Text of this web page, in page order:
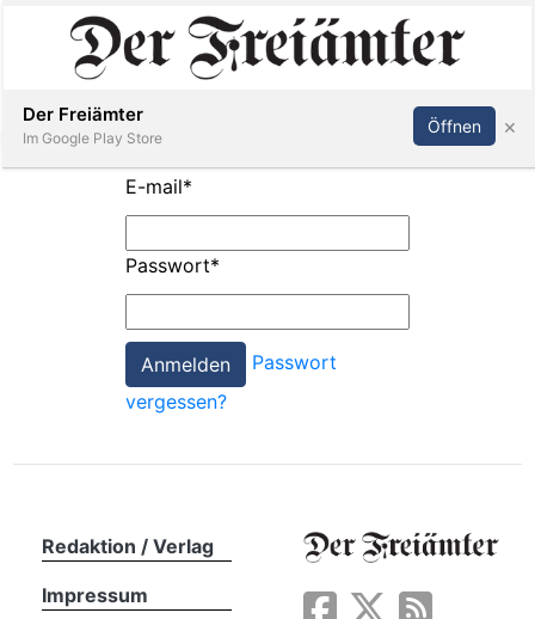
Paper
App
Inserieren Abonnieren Anmelden
E-mail*
Passwort*
Passwort
vergessen?
Redaktion / Verlag
Impressum
Der Freiämter
Im Google Play Store
Öffnen ×